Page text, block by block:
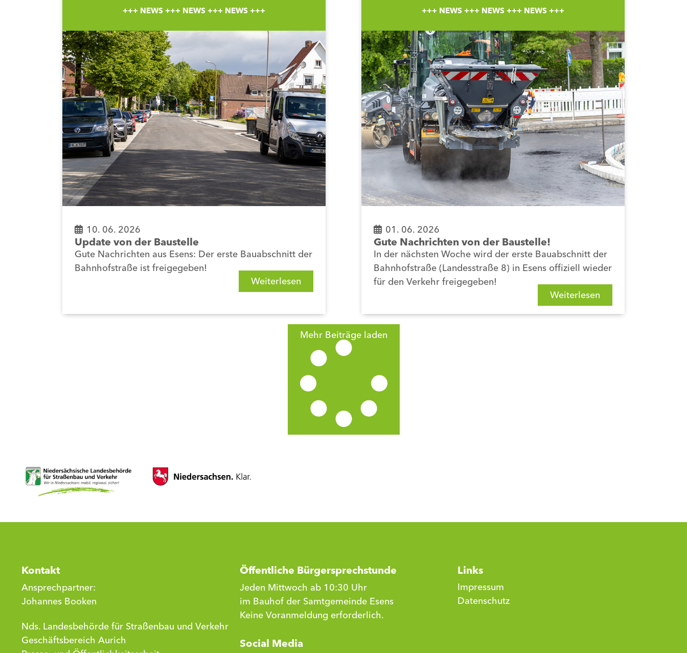
+++ NEWS +++ NEWS +++ NEWS +++
10. 06. 2026
Update von der Baustelle
Gute Nachrichten aus Esens: Der erste Bauabschnitt der
Bahnhofstraße ist freigegeben!
Weiterlesen
+++ NEWS +++ NEWS +++ NEWS +++
01. 06. 2026
Gute Nachrichten von der Baustelle!
In der nächsten Woche wird der erste Bauabschnitt der
Bahnhofstraße (Landesstraße 8) in Esens offiziell wieder
für den Verkehr freigegeben!
Weiterlesen
Mehr Beiträge laden
Kontakt
Ansprechpartner:
Johannes Booken
Nds. Landesbehörde für Straßenbau und Verkehr
Geschäftsbereich Aurich
Öffentliche Bürgersprechstunde
Jeden Mittwoch ab 10:30 Uhr
im Bauhof der Samtgemeinde Esens
Keine Voranmeldung erforderlich.
Social Media
Links
Impressum
Datenschutz